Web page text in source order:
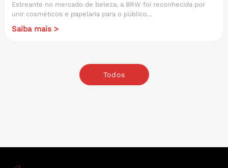
Estreante no mercado de beleza, a BRW foi reconhecida por
unir cosméticos e papelaria para o público...
Saiba mais >
Todos